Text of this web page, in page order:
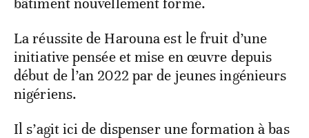
bâtiment nouvellement formé.
La réussite de Harouna est le fruit d’une
initiative pensée et mise en œuvre depuis
début de l’an 2022 par de jeunes ingénieurs
nigériens.
Il s’agit ici de dispenser une formation à bas